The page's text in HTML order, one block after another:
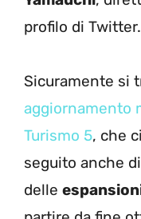
profilo di Twitter.
Sicuramente si
aggiornamento
Turismo 5, che
seguito anche
delle